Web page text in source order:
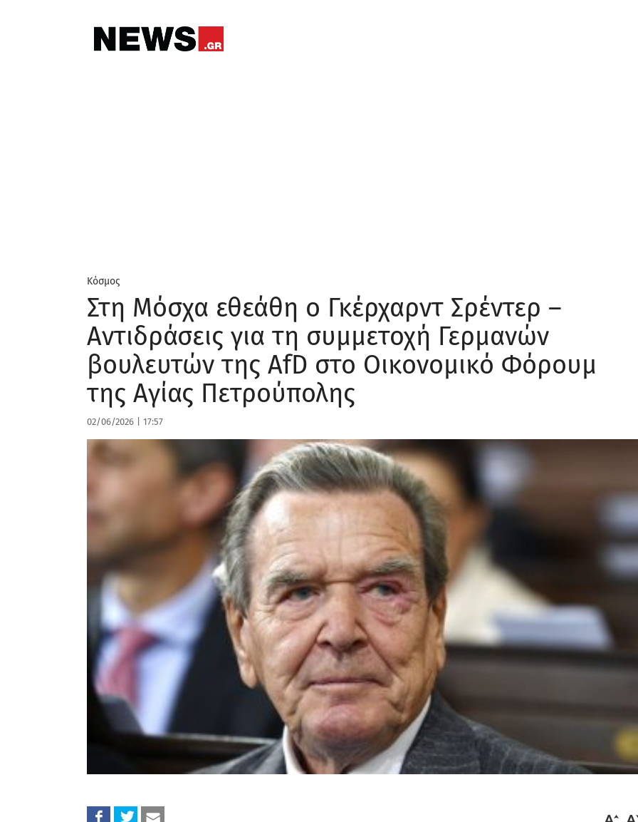
Κόσμος
Στη Μόσχα εθεάθη ο Γκέρχαρντ Σρέντερ –
Αντιδράσεις για τη συμμετοχή Γερμανών
βουλευτών της ΑfD στο Οικονομικό Φόρουμ
της Αγίας Πετρούπολης
02/06/2026 17:57